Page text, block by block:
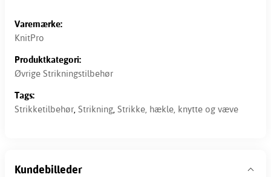
Varemærke:
KnitPro
Produktkategori:
Øvrige Strikningstilbehør
Tags:
Strikketilbehør, Strikning, Strikke, hækle, knytte og væve
Kundebilleder